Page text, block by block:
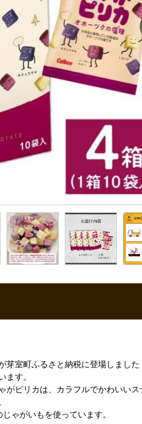
芽室町ふるさと納税に登場しました
ます。
がピリカは、カラフルでかわいいス
ゃがいもを使っています。